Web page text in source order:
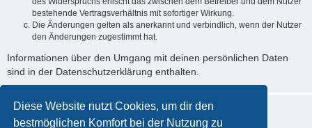
Diese Website nutzt Cookies, um dir den
bestmöglichen Komfort bei der Nutzung zu
bestehende Vertragsverhältnis mit sofortiger Wirkung.
Die Änderungen gelten als anerkannt und verbindlich, wenn der Nutzer
den Änderungen zugestimmt hat.
Informationen über den Umgang mit deinen persönlichen Daten
sind in der Datenschutzerklärung enthalten.